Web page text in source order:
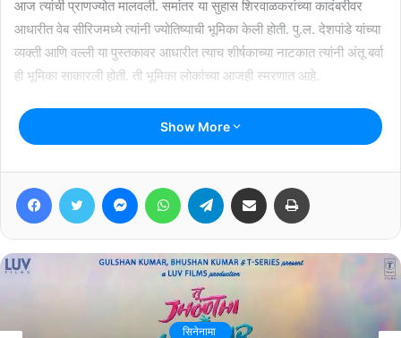
आज त्यांची प्राणज्योत मालवली. समांतर या सुहास शिरवाळकरांच्या कादंबरीवर
आधारीत वेब सीरिजमध्ये त्यांनी ज्योतिष्याची भूमिका केली होती. पु.ल. देशपांडे यांच्या
व्यक्ती आणि वल्ली या पुस्तकावर आधारीत त्याच शीर्षकाच्या नाटकात त्यांनी अंतू बर्वा
ही भूमिका साकारली होती. ती भूमिका लोकांच्या आजही स्मरणात आहे.
Related Articles
‘लहानपण देगा देवा’त रोहित खांडेकरची छाप
August 7, 2026
गोवा मराठी चित्रपट महोत्सवात घ्या ‘या’
चित्रपटांचा आस्वाद
August 3, 2026
Show More
FacebookTwitter MessengerWhatsAppTelegram Share via Email
सिनेनामा